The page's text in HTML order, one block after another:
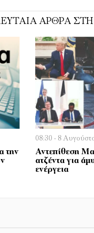
ΆΡΘΡΑ
την
08:30 - 8
Αντεπίθεση
ατζέντα για
ενέργεια